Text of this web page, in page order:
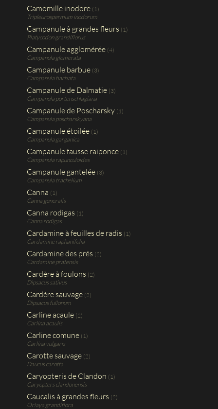
Camomille inodore (1)
Tripleurospermum inodorum
Campanule à grandes fleurs (1)
Platycodon grandiflorus
Campanule agglomérée (4)
Campanula glomerata
Campanule barbue (3)
Campanula barbata
Campanule de Dalmatie (3)
Campanula portenschlagiana
Campanule de Poscharsky (1)
Campanula poscharskyana
Campanule étoilée (1)
Campanula garganica
Campanule fausse raiponce (1)
Campanula rapunculoides
Campanule gantelée (3)
Campanula trachelium
Canna (1)
Canna generalis
Canna rodigas (1)
Canna rodigas
Cardamine à feuilles de radis (1)
Cardamine raphanifolia
Cardamine des prés (2)
Cardamine pratensis
Cardère à foulons (2)
Dipsacus sativus
Cardère sauvage (2)
Dipsacus fullonum
Carline acaule (2)
Carlina acaulis
Carline comune (1)
Carlina vulgaris
Carotte sauvage (2)
Daucus carotta
Caryopteris de Clandon (1)
Caryopters clandonensis
Caucalis à grandes fleurs (2)
Orlaya grandiflora